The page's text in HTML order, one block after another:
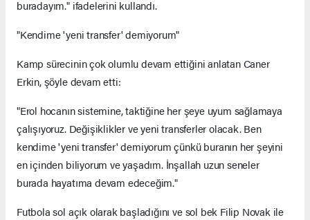
buradayım." ifadelerini kullandı.
"Kendime 'yeni transfer' demiyorum"
Kamp sürecinin çok olumlu devam ettiğini anlatan Caner
Erkin, şöyle devam etti:
"Erol hocanın sistemine, taktiğine her şeye uyum sağlamaya
çalışıyoruz. Değişiklikler ve yeni transferler olacak. Ben
kendime 'yeni transfer' demiyorum çünkü buranın her şeyini
en içinden biliyorum ve yaşadım. İnşallah uzun seneler
burada hayatıma devam edeceğim."
Futbola sol açık olarak başladığını ve sol bek Filip Novak ile